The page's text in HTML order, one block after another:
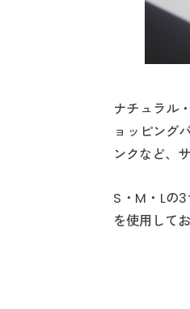
ナチュラル
ョッピング
ンクなど、
S・M・Lの
を使用して